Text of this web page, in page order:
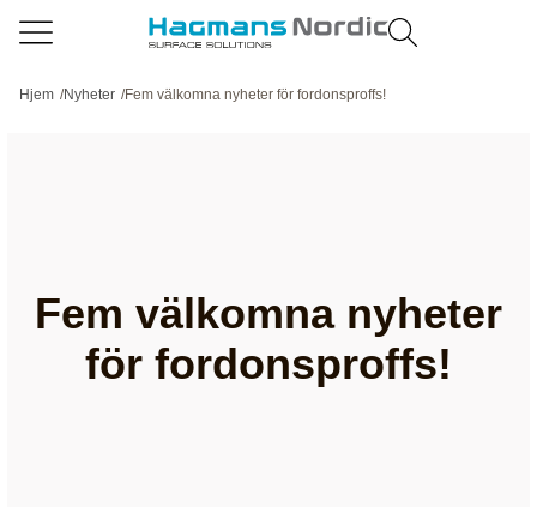
Hjem /Nyheter /Fem välkomna nyheter för fordonsproffs!
Fem välkomna nyheter
för fordonsproffs!